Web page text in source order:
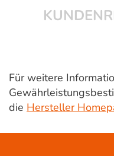
Für weitere
die Hersteller